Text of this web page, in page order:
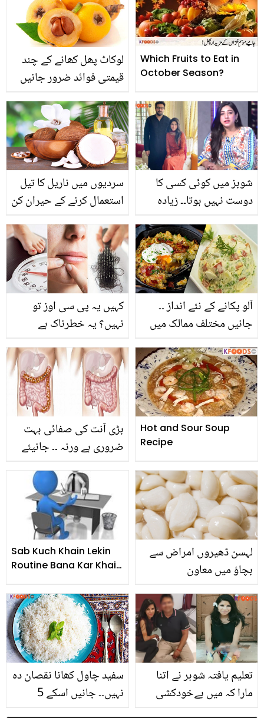
لوکاٹ پھل کھانے کے چند
قیمتی فوائد ضرور جانیں
Which Fruits to Eat in
October Season?
سردیوں میں ناریل کا تیل
استعمال کرنے کے حیران کن
شوبز میں کوئی کسی کا
دوست نہیں ہوتا۔۔ زیادہ
نفیس کے شوہر بیوی سے
کیوں ڈرتے ہیں؟
کہیں یہ پی سی اوز تو
نہیں؟ یہ خطرناک ہے
علامات پی سی اوز کی
نشاندہی کرتی ہیں۔۔ آپ
بھی جانیے
آلو پکانے کے نئے انداز ۔۔
جانیں مختلف ممالک میں
جاتا ہے ؟
بڑی آنت کی صفائی بہت
ضروری ہے ورنہ ۔۔ جانیئے
بڑی آنے کی صفائی کرتی
ہیں
Hot and Sour Soup
Recipe
Sab Kuch Khain Lekin
Routine Bana Kar Khain
لہسن ڈھیروں امراض سے
بچاؤ میں معاون
سفید چاول کھانا نقصان دہ
نہیں۔۔ جانیں اسکے 5
تعلیم یافتہ شوہر نے اتنا
مارا کہ میں بےخودکشی